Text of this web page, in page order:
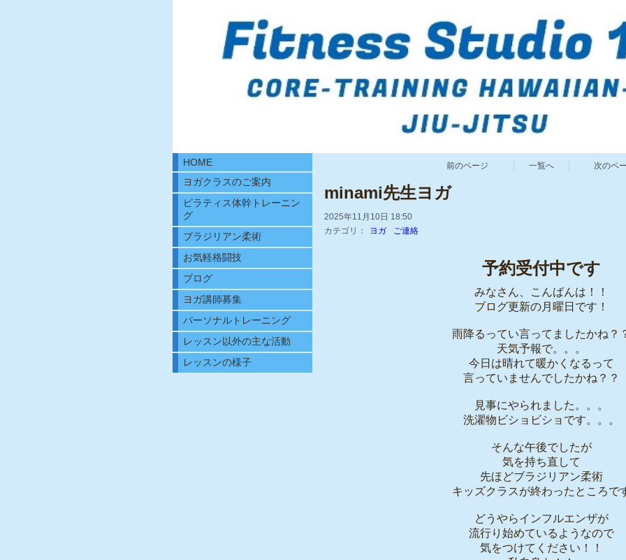
前のページ 一覧へ 次のペ
minami先生ヨガ
2025年11月10日 18:50
カテゴリ：
ヨガ ご連絡
予約受付中です
みなさん、こんばんは！！
ブログ更新の月曜日です！
雨降るってい言ってましたかね？
天気予報で。。。
今日は晴れて暖かくなるって
言っていませんでしたかね？？
見事にやられました。。。
洗濯物ビショビショです。。。
そんな午後でしたが
気を持ち直して
先ほどブラジリアン柔術
キッズクラスが終わったところで
どうやらインフルエンザが
流行り始めているようなので
気をつけてください！！
HOME
ヨガクラスのご案内
ピラティス体幹トレーニン
グ
ブラジリアン柔術
お気軽格闘技
ブログ
ヨガ講師募集
パーソナルトレーニング
レッスン以外の主な活動
レッスンの様子